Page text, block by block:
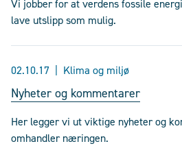
Vi jobber for at verdens fossile
lave utslipp som mulig.
02.10.17 Klima og miljø
Nyheter og kommentarer
Her legger vi ut viktige nyheter og
omhandler næringen.